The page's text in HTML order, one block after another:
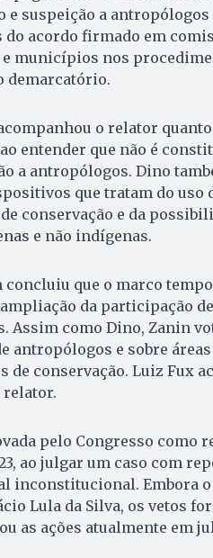
e suspeição a
acordo firmado em
municípios nos
demarcatório.
o relator
entender que não é
a antropólogos. Dino
que tratam do uso
conservação e da
e não indígenas.
que o marco
da participação
Assim como Dino, Zanin
antropólogos e sobre
de conservação. Luiz Fux
relator.
pelo Congresso como
ao julgar um caso com
inconstitucional. Embora
Lula da Silva, os vetos
as ações atualmente em